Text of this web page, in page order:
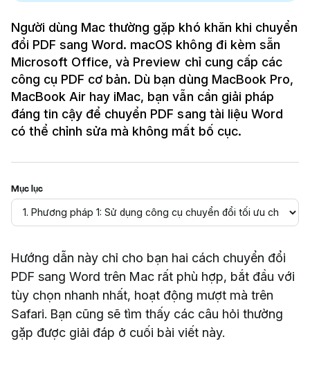
Người dùng Mac thường gặp khó khăn khi chuyển
đổi PDF sang Word. macOS không đi kèm sẵn
Microsoft Office, và Preview chỉ cung cấp các
công cụ PDF cơ bản. Dù bạn dùng MacBook Pro,
MacBook Air hay iMac, bạn vẫn cần giải pháp
đáng tin cậy để chuyển PDF sang tài liệu Word
có thể chỉnh sửa mà không mất bố cục.
Mục lục
Hướng dẫn này chỉ cho bạn hai cách chuyển đổi
PDF sang Word trên Mac rất phù hợp, bắt đầu với
tùy chọn nhanh nhất, hoạt động mượt mà trên
Safari. Bạn cũng sẽ tìm thấy các câu hỏi thường
gặp được giải đáp ở cuối bài viết này.